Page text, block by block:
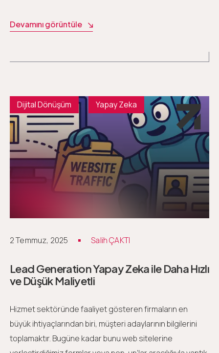
Devamını görüntüle
Dijital Dönüşüm Yapay Zeka
2 Temmuz, 2025 Salih ÇAKTI
Lead Generation Yapay Zeka ile Daha Hızlı
ve Düşük Maliyetli
Hizmet sektöründe faaliyet gösteren firmaların en
büyük ihtiyaçlarından biri, müşteri adaylarının bilgilerini
toplamaktır. Bugüne kadar bunu web sitelerine